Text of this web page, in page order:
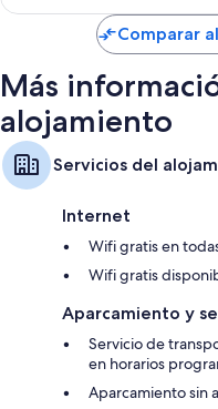
Comparar
Más
alojamiento
Servicios del
Internet
Wifi gratis en
Wifi gratis
Aparcamiento y
Servicio de
en horarios
Aparcamiento sin